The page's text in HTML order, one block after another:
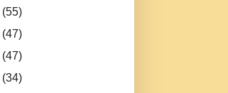
(55)
(47)
(47)
(34)